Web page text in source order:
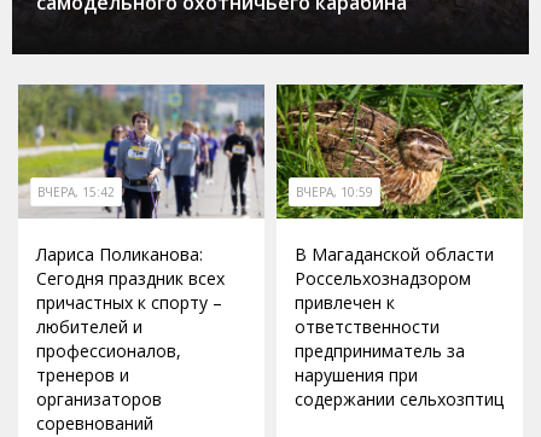
ВЧЕРА, 15:42
Лариса Поликанова:
Сегодня праздник всех
причастных к спорту –
любителей и
профессионалов,
тренеров и
организаторов
соревнований
ВЧЕРА, 10:59
В Магаданской области
Россельхознадзором
привлечен к
ответственности
предприниматель за
нарушения при
содержании сельхозптиц